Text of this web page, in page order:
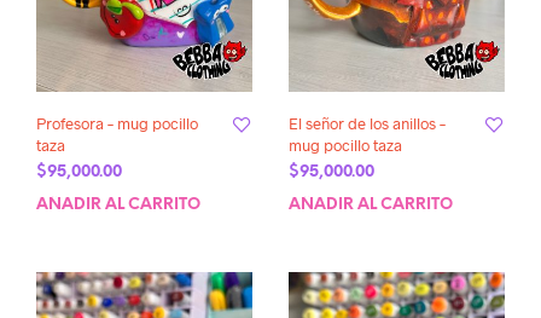
Profesora – mug pocillo
taza
$95,000.00
AÑADIR AL CARRITO
El señor de los anillos –
mug pocillo taza
$95,000.00
AÑADIR AL CARRITO